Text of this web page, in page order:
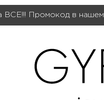
ВСЕ!!! Промокод в